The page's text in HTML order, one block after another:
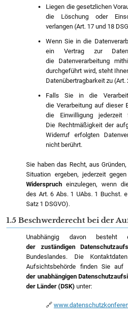
Liegen die gesetzlichen
die Löschung oder
verlangen (Art. 17 und 18
Wenn Sie in die
ein Vertrag zur
die Datenverarbeitung
durchgeführt wird, steht
Datenübertragbarkeit zu (Art.
Falls Sie in die
die Verarbeitung auf dieser
die Einwilligung
Die Rechtmäßigkeit der
Widerruf erfolgten
nicht berührt.
Sie haben das Recht, aus
Situation ergeben, jederzeit
Widerspruch einzulegen, wenn
des Art. 6 Abs. 1 UAbs. 1 Buchst.
Satz 1 DSGVO).
1.5 Beschwerderecht bei der
Unabhängig davon
der zuständigen
Bundeslandes. Die
Aufsichtsbehörde finden Sie auf
der unabhängigen
der Länder (DSK) unter:
🔗